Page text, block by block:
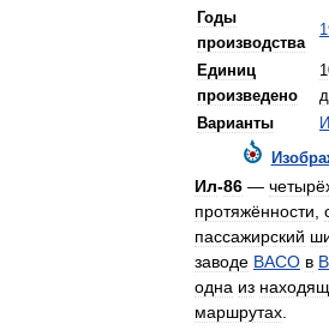
Годы
производства
Единиц
произведено
Варианты
Ил-86 —
протяжённости
пассажирский
заводе ВАСО в
одна из
маршрутах